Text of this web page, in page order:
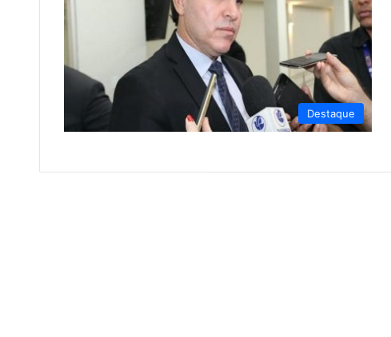
Destaque